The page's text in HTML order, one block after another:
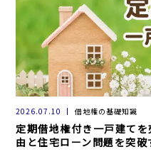
2026.07.10 借地権の基礎知識
定期借地権付き一戸建て
由と住宅ローン問題を突